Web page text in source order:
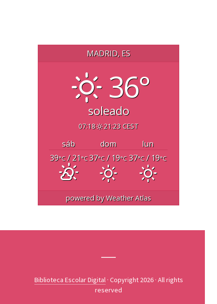
MADRID, ES
36°
soleado
07:18 21:23 CEST
sáb dom
lun
39°C/ 21°C37°C/ 19°C 37°C/ 19°C
powered byWeather Atlas
Biblioteca Escolar Digital · Copyright 2026 · All rights
reserved